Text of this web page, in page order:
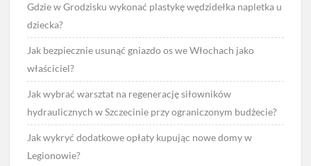
Gdzie w Grodzisku wykonać plastykę wędzidełka napletka u
dziecka?
Jak bezpiecznie usunąć gniazdo os we Włochach jako
właściciel?
Jak wybrać warsztat na regenerację siłowników
hydraulicznych w Szczecinie przy ograniczonym budżecie?
Jak wykryć dodatkowe opłaty kupując nowe domy w
Legionowie?